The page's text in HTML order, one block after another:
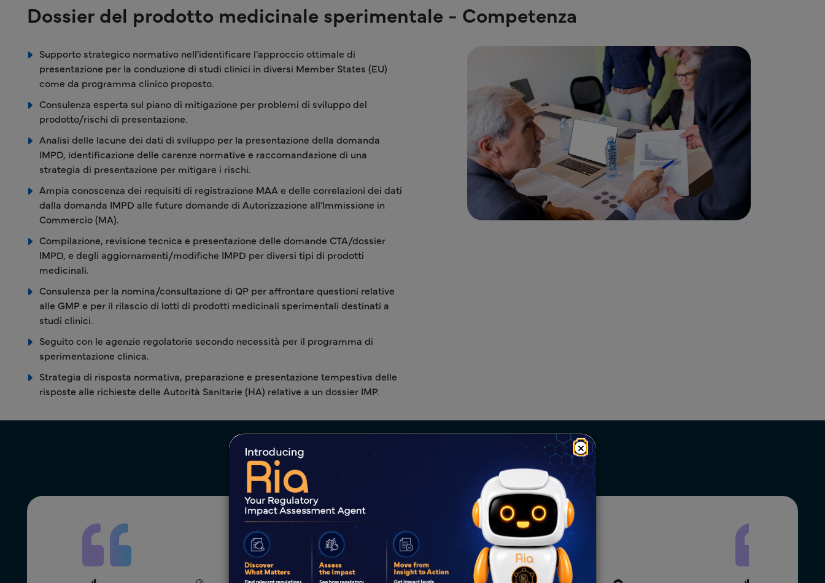
×
Dossier del prodotto medicinale sperimentale - Competenza
Supporto strategico normativo nell'identificare l'approccio ottimale di
presentazione per la conduzione di studi clinici in diversi Member States (EU)
come da programma clinico proposto.
Consulenza esperta sul piano di mitigazione per problemi di sviluppo del
prodotto/rischi di presentazione.
Analisi delle lacune dei dati di sviluppo per la presentazione della domanda
IMPD, identificazione delle carenze normative e raccomandazione di una
strategia di presentazione per mitigare i rischi.
Ampia conoscenza dei requisiti di registrazione MAA e delle correlazioni dei dati
dalla domanda IMPD alle future domande di Autorizzazione all'Immissione in
Commercio (MA).
Compilazione, revisione tecnica e presentazione delle domande CTA/dossier
IMPD, e degli aggiornamenti/modifiche IMPD per diversi tipi di prodotti
medicinali.
Consulenza per la nomina/consultazione di QP per affrontare questioni relative
alle GMP e per il rilascio di lotti di prodotti medicinali sperimentali destinati a
studi clinici.
Seguito con le agenzie regolatorie secondo necessità per il programma di
sperimentazione clinica.
Strategia di risposta normativa, preparazione e presentazione tempestiva delle
risposte alle richieste delle Autorità Sanitarie (HA) relative a un dossier IMP.
Celebrazione del successo dei clienti